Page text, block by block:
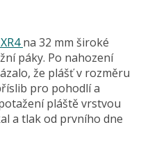
na 32 mm široké
páky. Po nahození
že plášť v rozměru
pro pohodlí a
pláště vrstvou
a tlak od prvního dne